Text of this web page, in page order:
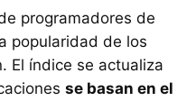
programadores de
popularidad de los
El índice se actualiza
se basan en el